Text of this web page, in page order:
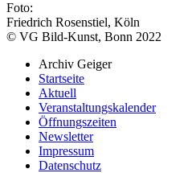
Foto:
Friedrich Rosenstiel, Köln
© VG Bild-Kunst, Bonn 2022
Archiv Geiger
Startseite
Aktuell
Veranstaltungskalender
Öffnungszeiten
Newsletter
Impressum
Datenschutz